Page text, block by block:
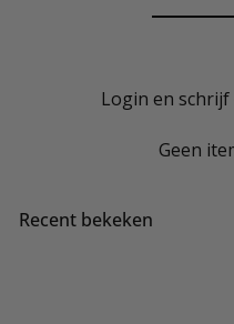
Login en schrijf
Geen
Recent bekeken